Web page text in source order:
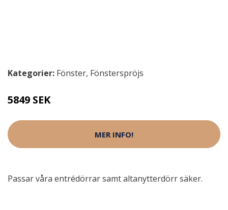
Kategorier: Fönster, Fönsterspröjs
5849 SEK
MER INFO!
Passar våra entrédörrar samt altanytterdörr säker.